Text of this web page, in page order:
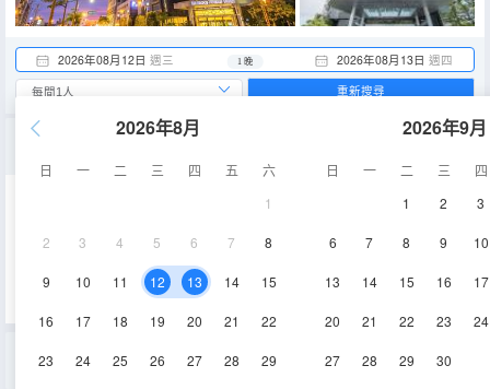
2026年08月12日 週三 2026年08月13日 週四
1 晚
2026年8月
日 一 二 三 四 五
六
1
2 3 4 5 6 7 8
9 10 11 12 13 14 15
16 17 18 19 20 21 22
23 24 25 26 27 28 29
2026年9月
日 一 二 三
四
1
2 3
6 7 8 9 10
13 14 15 16 17
20 21 22 23 24
27 28 29 30
重新搜尋
116㎡ 空調
雅緻大床房